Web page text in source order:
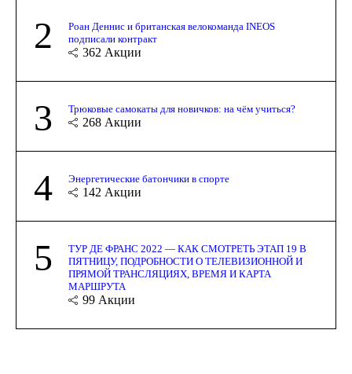
2
Роан Деннис и британская велокоманда INEOS
подписали контракт
362 Акции
3 Трюковые самокаты для новичков: на чём учиться?
268 Акции
4 Энергетические батончики в спорте
142 Акции
5
ТУР ДЕ ФРАНС 2022 — КАК СМОТРЕТЬ ЭТАП 19 В
ПЯТНИЦУ, ПОДРОБНОСТИ О ТЕЛЕВИЗИОННОЙ И
ПРЯМОЙ ТРАНСЛЯЦИЯХ, ВРЕМЯ И КАРТА
МАРШРУТА
99 Акции